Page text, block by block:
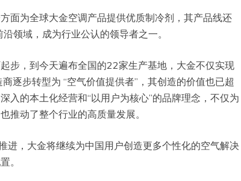
面为全球大金空调产品提供优质制冷剂，其产品线还
领域，成为行业公认的领导者之一。
步，到今天遍布全国的22家生产基地，大金不仅实现
逐步转型为 “空气价值提供者”，其创造的价值也已超
入的本土化经营和“以用户为核心”的品牌理念，不仅为
推动了整个行业的高质量发展。
进，大金将继续为中国用户创造更多个性化的空气解决
。